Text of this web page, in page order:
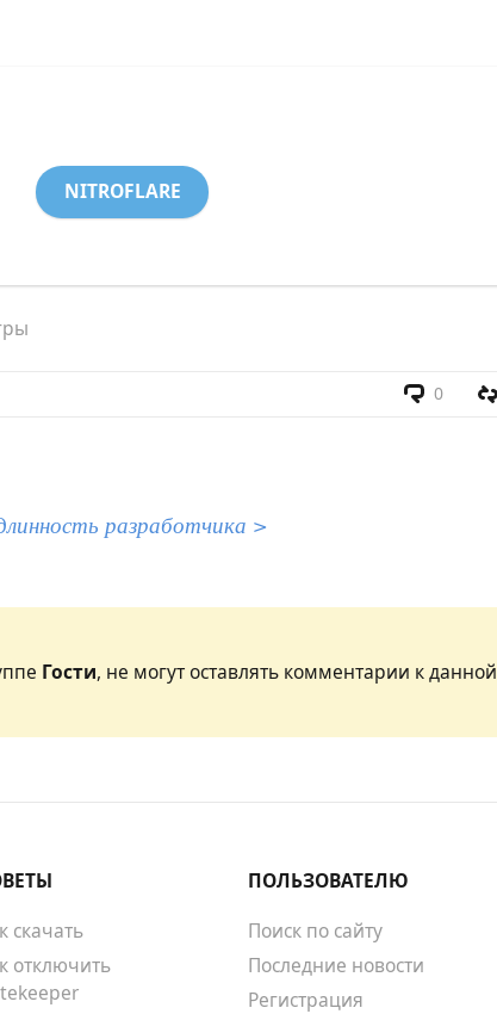
NITROFLARE
0
разработчика >
Гости, не могут оставлять комментарии к данной
скачать
отключить
ПОЛЬЗОВАТЕЛЮ
Поиск по сайту
Последние новости
Регистрация